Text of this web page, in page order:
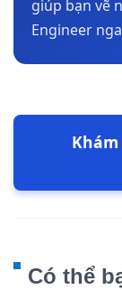
giúp bạn vẽ
Engineer
Có thể